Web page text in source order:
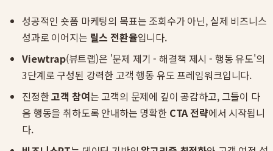
성공적인 숏폼 마케팅의 목표는 조회수가 아닌, 실제 비즈니스
성과로 이어지는 릴스 전환율입니다.
Viewtrap(뷰트랩)은 '문제 제기 - 해결책 제시 - 행동 유도'의
3단계로 구성된 강력한 고객 행동 유도 프레임워크입니다.
진정한고객 참여는 고객의 문제에 깊이 공감하고, 그들이 다
음 행동을 취하도록 안내하는 명확한 CTA 전략에서 시작됩니
다.